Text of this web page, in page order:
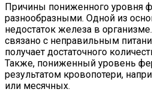
Причины пониженного уровня
разнообразными. Одной из
недостаток железа в
связано с неправильным
получает достаточного
Также, пониженный уровень
результатом кровопотери,
или месячных.